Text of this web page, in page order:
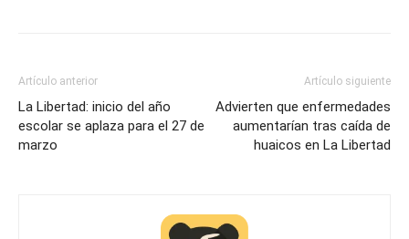
Artículo anterior
La Libertad: inicio del año
escolar se aplaza para el 27 de
marzo
Artículo siguiente
Advierten que enfermedades
aumentarían tras caída de
huaicos en La Libertad